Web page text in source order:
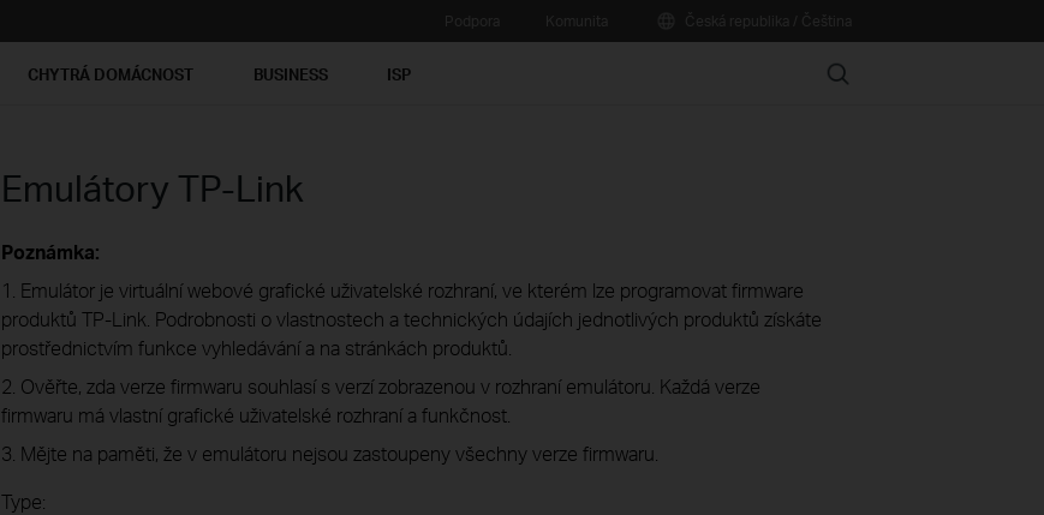
CHYTRÁ DOMÁCNOST BUSINESS ISP Search
Emulátory TP-Link
Poznámka:
1. Emulátor je virtuální webové grafické uživatelské rozhraní, ve kterém lze programovat firmware
produktů TP-Link. Podrobnosti o vlastnostech a technických údajích jednotlivých produktů získáte
prostřednictvím funkce vyhledávání a na stránkách produktů.
2. Ověřte, zda verze firmwaru souhlasí s verzí zobrazenou v rozhraní emulátoru. Každá verze
firmwaru má vlastní grafické uživatelské rozhraní a funkčnost.
3. Mějte na paměti, že v emulátoru nejsou zastoupeny všechny verze firmwaru.
Type: